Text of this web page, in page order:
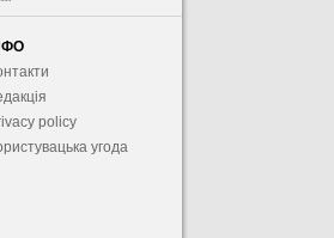
policy
угода